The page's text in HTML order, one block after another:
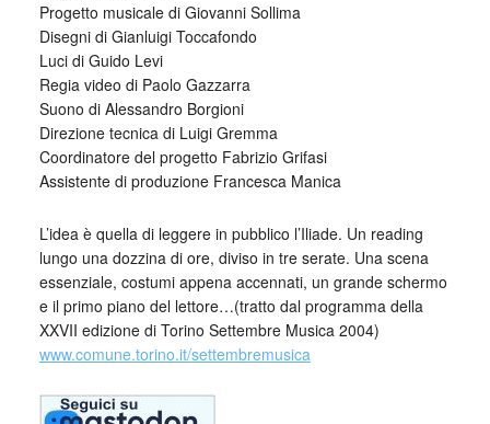
Progetto musicale di Giovanni Sollima
Disegni di Gianluigi Toccafondo
Luci di Guido Levi
Regia video di Paolo Gazzarra
Suono di Alessandro Borgioni
Direzione tecnica di Luigi Gremma
Coordinatore del progetto Fabrizio Grifasi
Assistente di produzione Francesca Manica
L’idea è quella di leggere in pubblico l’Iliade. Un reading
lungo una dozzina di ore, diviso in tre serate. Una scena
essenziale, costumi appena accennati, un grande schermo
e il primo piano del lettore…(tratto dal programma della
XXVII edizione di Torino Settembre Musica 2004)
www.comune.torino.it/settembremusica